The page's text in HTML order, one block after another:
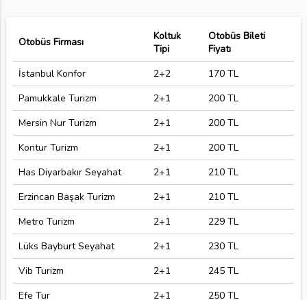
Otobüs Firması
Koltuk
Tipi
Otobüs Bileti
Fiyatı
İstanbul Konfor
2+2
170 TL
Pamukkale Turizm
2+1
200 TL
Mersin Nur Turizm
2+1
200 TL
Kontur Turizm
2+1
200 TL
Has Diyarbakır Seyahat
2+1
210 TL
Erzincan Başak Turizm
2+1
210 TL
Metro Turizm
2+1
229 TL
Lüks Bayburt Seyahat
2+1
230 TL
Vib Turizm
2+1
245 TL
Efe Tur
2+1
250 TL